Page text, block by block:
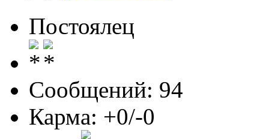
Постоялец
Сообщений: 94
Карма: +0/-0